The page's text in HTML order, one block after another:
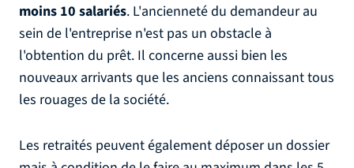
moins 10 salariés. L'ancienneté du demandeur au
sein de l'entreprise n'est pas un obstacle à
l'obtention du prêt. Il concerne aussi bien les
nouveaux arrivants que les anciens connaissant tous
les rouages de la société.
Les retraités peuvent également déposer un dossier